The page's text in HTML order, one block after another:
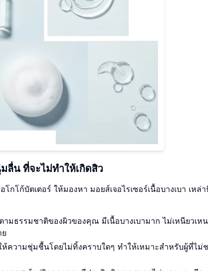
ลื่น ที่จะไม่ทำให้เกิดสิว
ก้บัตเตอร์ ให้มองหา มอยส์เจอไรเซอร์เนื้อบางเบา เหล่
ธรรมชาติของผิวของคุณ มีเนื้อบางเบามาก ไม่เหนียวเห
ห้ความชุ่มชื้นโดยไม่ทิ้งคราบใดๆ ทำให้เหมาะสำหรับผู้ที่ไม่